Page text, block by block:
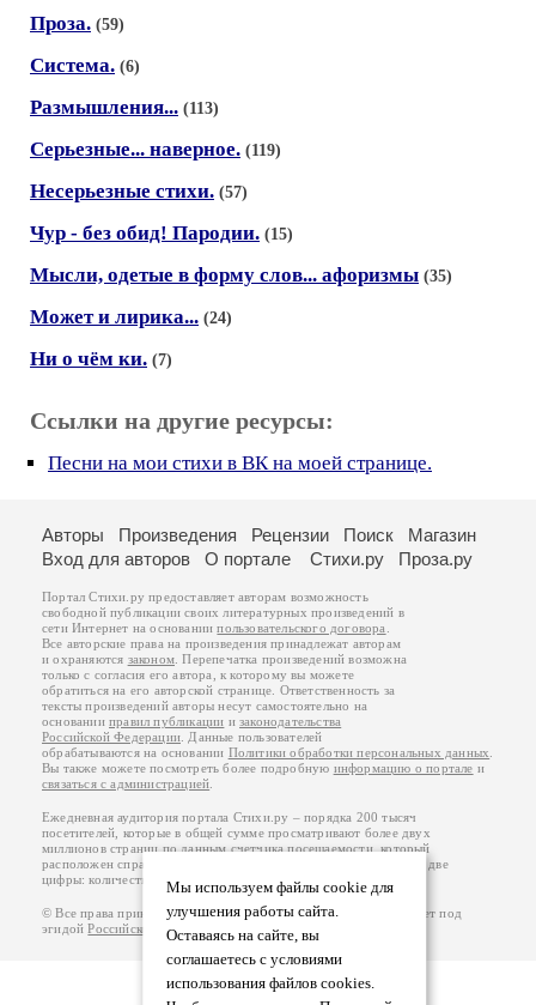
Проза. (59)
Система. (6)
Размышления... (113)
Серьезные... наверное. (119)
Несерьезные стихи. (57)
Чур - без обид! Пародии. (15)
Мысли, одетые в форму слов... афоризмы (35)
Может и лирика... (24)
Ни о чём ки. (7)
Ссылки на другие ресурсы:
Песни на мои стихи в ВК на моей странице.
Мы используем файлы cookie для
улучшения работы сайта.
Оставаясь на сайте, вы
соглашаетесь с условиями
использования файлов cookies.
Авторы Произведения Рецензии Поиск
Магазин
Вход для авторов
О портале Стихи.ру Проза.ру
Портал Стихи.ру предоставляет авторам возможность
свободной публикации своих литературных произведений в
сети Интернет на основаниипользовательского договора.
Все авторские права на произведения принадлежат авторам
и охраняются законом. Перепечатка произведений возможна
только с согласия его автора, к которому вы можете
обратиться на его авторской странице. Ответственность за
тексты произведений авторы несут самостоятельно на
основанииправил публикации изаконодательства
Российской Федерации. Данные пользователей
обрабатываются на основании Политики обработки персональных данных.
Вы также можете посмотреть более подробную информацию о портале и
связаться с администрацией.
Ежедневная аудитория портала Стихи.ру – порядка 200 тысяч
посетителей, которые в общей сумме просматривают более двух
миллионов страниц по данным счетчика посещаемости, который
расположен справа от этого текста. В каждой графе указано по две
цифры: количество просмотров и количество посетителей.
© Все права принадлежат авторам, 2000-2026. Портал работает под
эгидойРоссийского союза писателей 18+